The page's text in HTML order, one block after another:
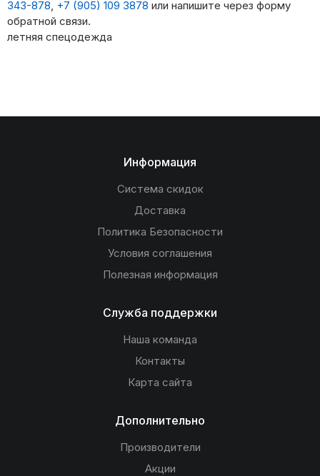
343-878, +7 (905) 109 3878 или напишите через форму
обратной связи.
летняя спецодежда
Информация
Система скидок
Доставка
Политика Безопасности
Условия соглашения
Полезная информация
Служба поддержки
Наша команда
Контакты
Карта сайта
Дополнительно
Производители
Акции